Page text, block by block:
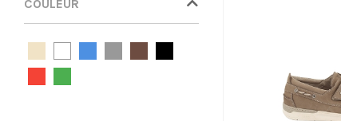
BLUNDSTONE ENF
BOBBIES
BOPY
COULEUR